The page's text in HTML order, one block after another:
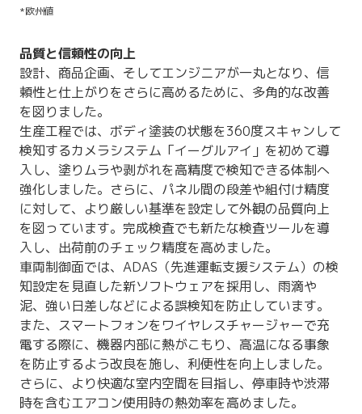
*欧州値
品質と信頼性の向上
設計、商品企画、そしてエンジニアが一丸となり、信
頼性と仕上がりをさらに高めるために、多角的な改善
を図りました。
生産工程では、ボディ塗装の状態を360度スキャンして
検知するカメラシステム「イーグルアイ」を初めて導
入し、塗りムラや剥がれを高精度で検知できる体制へ
強化しました。さらに、パネル間の段差や組付け精度
に対して、より厳しい基準を設定して外観の品質向上
を図っています。完成検査でも新たな検査ツールを導
入し、出荷前のチェック精度を高めました。
車両制御面では、ADAS（先進運転支援システム）の検
知設定を見直した新ソフトウェアを採用し、雨滴や
泥、強い日差しなどによる誤検知を防止しています。
また、スマートフォンをワイヤレスチャージャーで充
電する際に、機器内部に熱がこもり、高温になる事象
を防止するよう改良を施し、利便性を向上しました。
さらに、より快適な室内空間を目指し、停車時や渋滞
時を含むエアコン使用時の熱効率を高めました。